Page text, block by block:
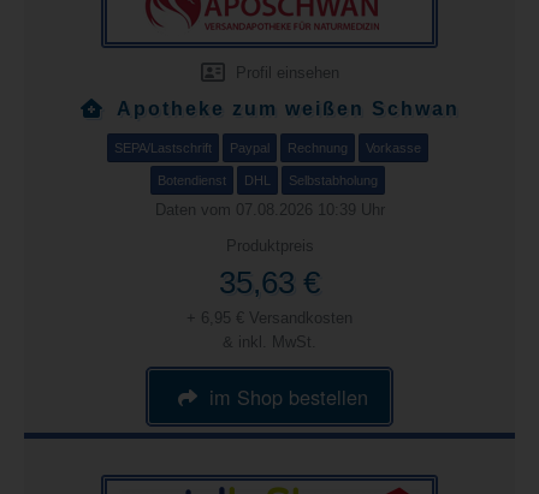
Profil einsehen
Apotheke zum weißen Schwan
SEPA/Lastschrift Paypal Rechnung Vorkasse
Botendienst DHL Selbstabholung
Daten vom 07.08.2026 10:39 Uhr
Produktpreis
35,63 €
+ 6,95 € Versandkosten
& inkl. MwSt.
im Shop bestellen